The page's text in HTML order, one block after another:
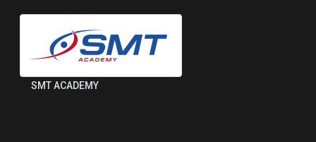
SMT ACADEMY